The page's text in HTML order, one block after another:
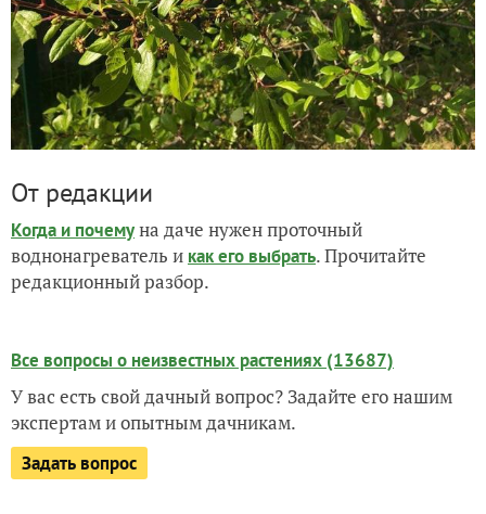
От редакции
Когда и почемуна даче нужен проточный
воднонагреватель и как его выбрать. Прочитайте
редакционный разбор.
Все вопросы о неизвестных растениях (13687)
У вас есть свой дачный вопрос? Задайте его нашим
экспертам и опытным дачникам.
Задать вопрос